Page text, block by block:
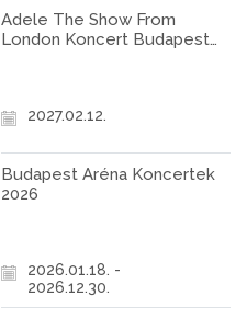
Adele The Show From
London Koncert Budapest
2027.02.12.
Budapest Aréna Koncertek
2026
2026.01.18. -
2026.12.30.